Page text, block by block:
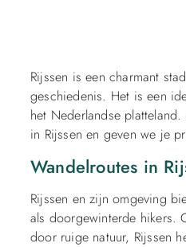
Rijssen is een charmant
geschiedenis. Het is een
het Nederlandse
in Rijssen en geven we je
Wandelroutes in
Rijssen en zijn omgeving
als doorgewinterde hikers.
door ruige natuur, Rijssen